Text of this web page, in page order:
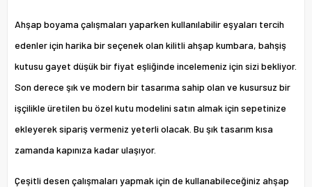
Ahşap boyama çalışmaları yaparken kullanılabilir eşyaları tercih
edenler için harika bir seçenek olan kilitli ahşap kumbara, bahşiş
kutusu gayet düşük bir fiyat eşliğinde incelemeniz için sizi bekliyor.
Son derece şık ve modern bir tasarıma sahip olan ve kusursuz bir
işçilikle üretilen bu özel kutu modelini satın almak için sepetinize
ekleyerek sipariş vermeniz yeterli olacak. Bu şık tasarım kısa
zamanda kapınıza kadar ulaşıyor.
Çeşitli desen çalışmaları yapmak için de kullanabileceğiniz ahşap